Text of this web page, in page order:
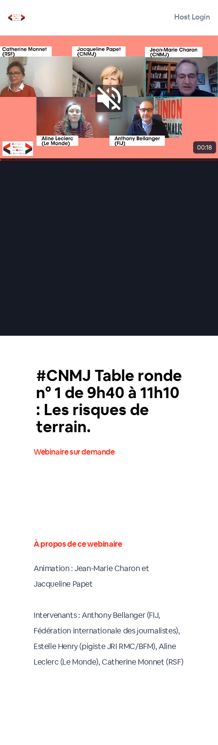
Host Login
00:19
#CNMJ Table ronde
n° 1 de 9h40 à 11h10
: Les risques de
terrain.
Webinaire sur demande
À propos de ce webinaire
Animation : Jean-Marie Charon et
Jacqueline Papet
Intervenants : Anthony Bellanger (FIJ,
Fédération internationale des journalistes),
Estelle Henry (pigiste JRI RMC/BFM), Aline
Leclerc (Le Monde), Catherine Monnet (RSF)